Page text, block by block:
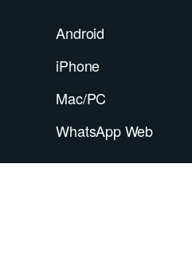
Android
iPhone
Mac/PC
WhatsApp Web